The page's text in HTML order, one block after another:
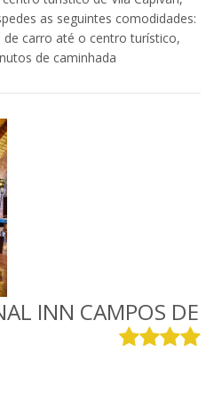
as seguintes comodidades:
carro até o centro turístico,
de caminhada
INN CAMPOS DE